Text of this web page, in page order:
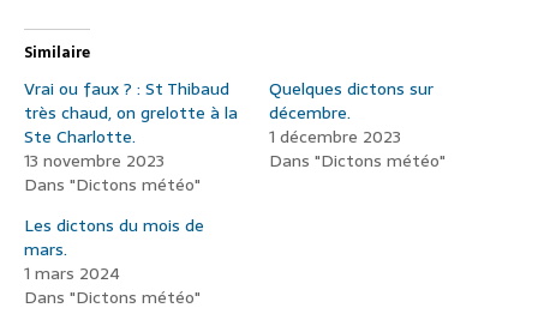
Similaire
Vrai ou faux ? : St Thibaud
très chaud, on grelotte à la
Ste Charlotte.
13 novembre 2023
Dans "Dictons météo"
Quelques dictons sur
décembre.
1 décembre 2023
Dans "Dictons météo"
Les dictons du mois de
mars.
1 mars 2024
Dans "Dictons météo"